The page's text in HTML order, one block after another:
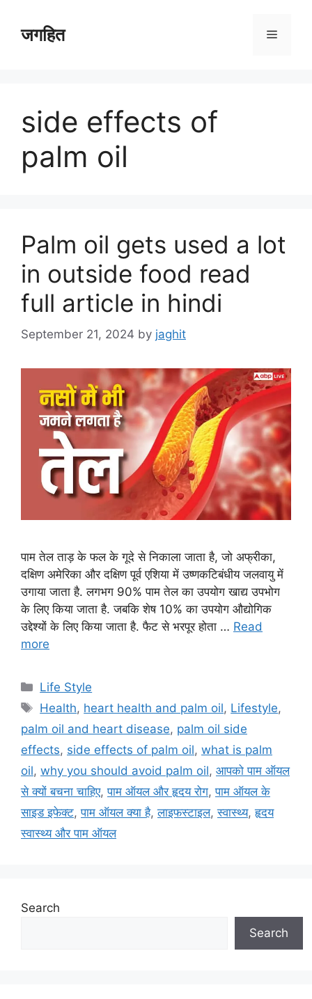
contentजगहित Menu
side effects of
palm oil
Palm oil gets used a lot
in outside food read
full article in hindi
September 21, 2024 by jaghit
पाम तेल ताड़ के फल के गूदे से निकाला जाता है, जो अफ्रीका,
दक्षिण अमेरिका और दक्षिण पूर्व एशिया में उष्णकटिबंधीय जलवायु में
उगाया जाता है. लगभग 90% पाम तेल का उपयोग खाद्य उपभोग
के लिए किया जाता है. जबकि शेष 10% का उपयोग औद्योगिक
उद्देश्यों के लिए किया जाता है. फैट से भरपूर होता … Read
more
C
a
e
g
o
r
i
s
Life Style
T
s
Health, heart health and palm oil, Lifestyle,
palm oil and heart disease, palm oil side
effects, side effects of palm oil, what is palm
oil, why you should avoid palm oil, आपको पाम ऑयल
से क्यों बचना चाहिए,पाम ऑयल और हृदय रोग,पाम ऑयल के
साइड इफेक्ट,पाम ऑयल क्या है,लाइफस्टाइल,स्वास्थ्य,हृदय
स्वास्थ्य और पाम ऑयल
Search
Search